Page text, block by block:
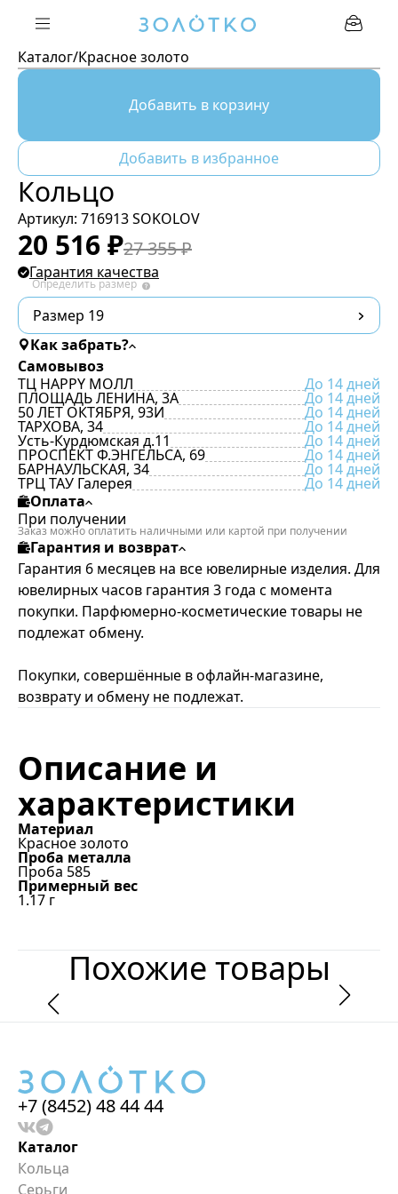
Каталог/Красное золото
Кольцо
Артикул: 716913 SOKOLOV
20 516₽27 355₽
Гарантия качества
Размер 19
Определить размер
Добавить в корзину
Добавить в избранное
Как забрать?
Самовывоз
ТЦ HAPPY МОЛЛ
До 14 дней
ПЛОЩАДЬ ЛЕНИНА, 3А До 14 дней
50 ЛЕТ ОКТЯБРЯ, 93И До 14 дней
ТАРХОВА, 34 До 14 дней
Усть-Курдюмская д.11 До 14 дней
ПРОСПЕКТ Ф.ЭНГЕЛЬСА, 69 До 14 дней
БАРНАУЛЬСКАЯ, 34 До 14 дней
ТРЦ ТАУ Галерея
До 14 дней
Оплата
При получении
Заказ можно оплатить наличными или картой при получении
Гарантия и возврат
Гарантия 6 месяцев на все ювелирные изделия. Для
ювелирных часов гарантия 3 года с момента
покупки. Парфюмерно-косметические товары не
подлежат обмену.
Покупки, совершённые в офлайн-магазине,
возврату и обмену не подлежат.
Описание и
характеристики
Материал
Красное золото
Проба металла
Проба 585
Примерный вес
1.17 г
Похожие товары
+7 (8452) 48 44 44
Каталог
Кольца
Серьги